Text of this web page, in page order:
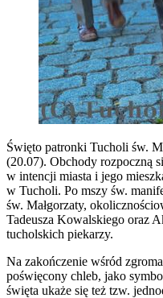
Święto patronki Tucholi św.
(20.07). Obchody rozpoczną
w intencji miasta i jego
w Tucholi. Po mszy św.
św. Małgorzaty,
Tadeusza Kowalskiego oraz
tucholskich piekarzy.
Na zakończenie wśród
poświęcony chleb, jako
święta ukaże się też tzw.